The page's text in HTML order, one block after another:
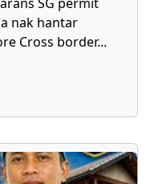
nak hantar
Cross border...